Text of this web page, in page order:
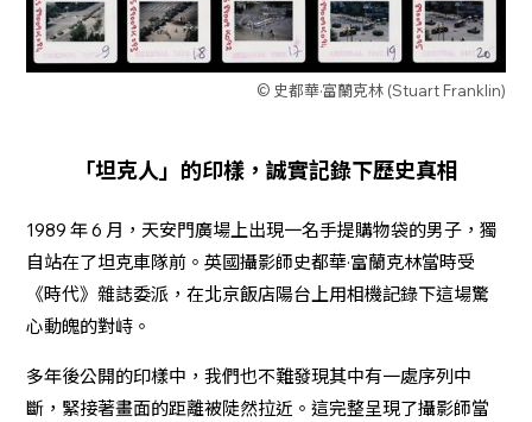
© 史都華·富蘭克林 (Stuart Franklin)
「坦克人」的印樣，誠實記錄下歷史真相
1989 年 6 月，天安門廣場上出現一名手提購物袋的男子，獨
自站在了坦克車隊前。英國攝影師史都華·富蘭克林當時受
《時代》雜誌委派，在北京飯店陽台上用相機記錄下這場驚
心動魄的對峙。
多年後公開的印樣中，我們也不難發現其中有一處序列中
斷，緊接著畫面的距離被陡然拉近。這完整呈現了攝影師當